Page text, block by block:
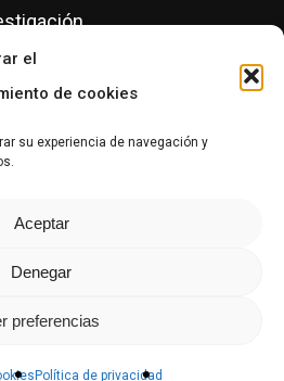
el
de cookies
su experiencia de navegación y
Aceptar
Denegar
preferencias
Política de privacidad
Historia Mintegia, 1996-2026.